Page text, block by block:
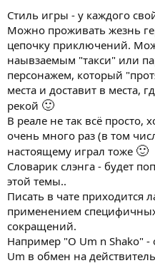
Стиль игры - у каждого
Можно проживать жезнь
цепочку приключений.
наывзаемым "такси" или
персонажем, который
места и доставит в места,
рекой 🙂
В реале не так всё просто,
очень много раз (в том
настоящему играл тоже 🙂
Словарик слэнга - будет
этой темы..
Писать в чате приходится
применением
сокращений.
Например "O Um n Shako" -
Um в обмен на